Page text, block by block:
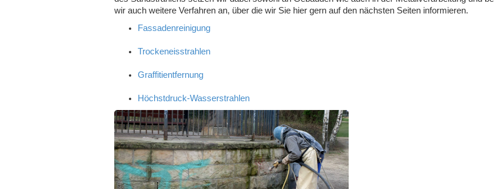
wir auch weitere Verfahren an, über die wir Sie hier gern auf den nächsten Seiten informieren.
Fassadenreinigung
Trockeneisstrahlen
Graffitientfernung
Höchstdruck-Wasserstrahlen